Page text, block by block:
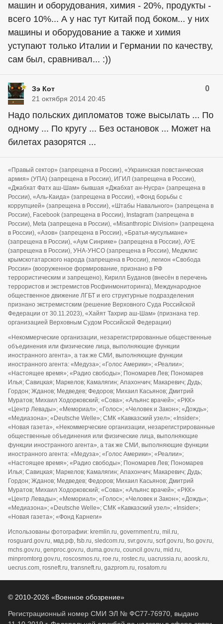
машин и оборудования, химия - 20%, продукты -
всего 10%... А у нас тут Китай под боком... у них
машины и оборудование а также и химия
уступают только Италии и Германии по качеству,
сам был, сравнивал... :))
Зэ Кот 0
21 октября 2014 20:45
Надо польских дипломатов тоже высылать ... По
одному ... По кругу ... Без остановок ... Может на
билетах разорятся ...
«Правый сектор» (запрещена в России), «Украинская повстанческая
армия» (УПА) (запрещена в России), ИГИЛ (запрещена в России),
«Джабхат Фатх аш-Шам» бывшая «Джабхат ан-Нусра» (запрещена в
России), «Аль-Каида» (запрещена в России), «Фонд борьбы с
коррупцией» (запрещена в России), «Штабы Навального» (запрещена в
России), Facebook (запрещена в России), Instagram (запрещена в
России), Meta (запрещена в России), «Misanthropic Division» (запрещена
в России), «Азов» (запрещена в России), «Братья-мусульмане»
(запрещена в России), «Аум Синрике» (запрещена в России), АУЕ
(запрещена в России), УНА-УНСО (запрещена в России), Меджлис
крымскотатарского народа (запрещена в России), легион «Свобода
России» (вооруженное формирование, признано в РФ
террористическим и запрещено), Кирилл Буданов (внесён в перечень
террористов и экстремистов Росфинмониторинга), Международное
общественное движение ЛГБТ и его структурные подразделения
признано экстремистским (решение Верховного Суда Российской
Федерации от 30.11.2023), «Хайят Тахрир аш-Шам» (признана тер.
организацией Верховным Судом Российской Федерации)
«Некоммерческие организации, незарегистрированные общественные
объединения или физические лица, выполняющие функции
иностранного агента», а так же СМИ, выполняющие функции
иностранного агента: «Медуза»; «Голос Америки»; «Реалии»;
«Настоящее время»; «Радио свободы»; Пономарев Лев; Пономарев
Илья; Савицкая; Маркелов; Камалягин; Апахончич; Макаревич; Дудь;
Гордон; Жданов; Медведев; Федоров; Михаил Касьянов; Дмитрий
Муратов; Михаил Ходорковский; «Сова»; «Альянс врачей»; «РКК»
«Центр Левады»; «Мемориал»; «Голос»; «Человек и Закон»; «Дождь»;
«Медиазона»; «Deutsche Welle»; СМК «Кавказский узел»; «Insider»;
«Новая газета», «Некоммерческие организации, незарегистрированные
общественные объединения или физические лица, выполняющие
функции иностранного агента», а так же СМИ, выполняющие функции
иностранного агента: «Медуза»; «Голос Америки»; «Реалии»;
«Настоящее время»; «Радио свободы»; Пономарев Лев; Пономарев
Илья; Савицкая; Маркелов; Камалягин; Апахончич; Макаревич; Дудь;
Гордон; Жданов; Медведев; Федоров; Михаил Касьянов; Дмитрий
Муратов; Михаил Ходорковский; «Сова»; «Альянс врачей»; «РКК»
«Центр Левады»; «Мемориал»; «Голос»; «Человек и Закон»; «Дождь»;
«Медиазона»; «Deutsche Welle»; СМК «Кавказский узел»; «Insider»;
«Новая газета»; «Фонд Карнеги»
Использованы фотографии: kremlin.ru, government.ru, mil.ru,
rosguard.gov.ru, мвд.рф, fsb.ru, sledcom.ru, svr.gov.ru, scrf.gov.ru, fso.gov.ru,
mchs.gov.ru, genproc.gov.ru, duma.gov.ru, council.gov.ru, mid.ru,
minpromtorg.gov.ru, roscosmos.ru, roe.ru, rostec.ru, uacrussia.ru, aoosk.ru,
uecrus.com, rosneft.ru, transneft.ru, gazprom.ru, rosatom.ru
© 2010-2026 «Военное обозрение»
Регистрационный номер СМИ ЭЛ № ФС77-76970, выдано